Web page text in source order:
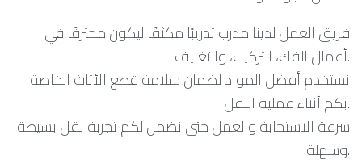
أعمال الفك، التركيب، والتغليف.
نستخدم أفضل المواد لضمان سلامة قطع الأثاث الخاصة
بكم أثناء عملية النقل.
سرعة الاستجابة والعمل حتى نضمن لكم تجربة نقل بسيطة
وسهلة.